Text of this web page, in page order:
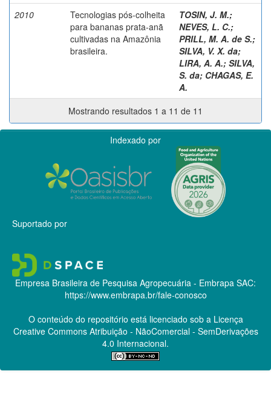
2010
Tecnologias pós-colheita
para bananas prata-anã
cultivadas na Amazônia
brasileira.
TOSIN, J. M.;
NEVES, L. C.;
PRILL, M. A. de S.;
SILVA, V. X. da;
LIRA, A. A.; SILVA,
S. da; CHAGAS, E.
A.
Mostrando resultados 1 a 11 de 11
Indexado por
Suportado por
Empresa Brasileira de Pesquisa Agropecuária - Embrapa SAC:
https://www.embrapa.br/fale-conosco
O conteúdo do repositório está licenciado sob a Licença
Creative CommonsAtribuição - NãoComercial - SemDerivações
4.0 Internacional.